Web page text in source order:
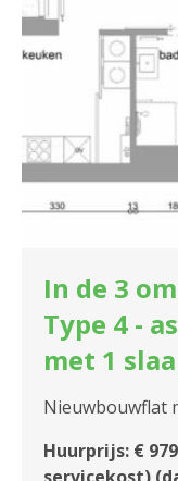
In de 3
Type 4 -
met 1
Nieuwbouwflat
Huurprijs: €